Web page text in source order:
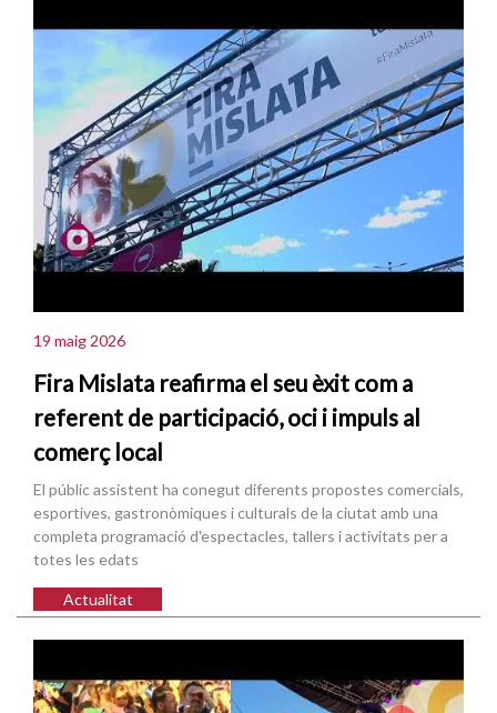
19 maig 2026
Fira Mislata reafirma el seu èxit com a
referent de participació, oci i impuls al
comerç local
El públic assistent ha conegut diferents propostes comercials,
esportives, gastronòmiques i culturals de la ciutat amb una
completa programació d'espectacles, tallers i activitats per a
totes les edats
Actualitat